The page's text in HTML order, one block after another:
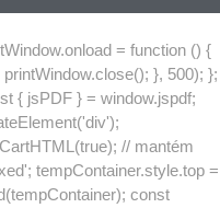
= function () {
}, 500); };
{ jsPDF } = window.jspdf;
// mantém
tempContainer.style.top =
const